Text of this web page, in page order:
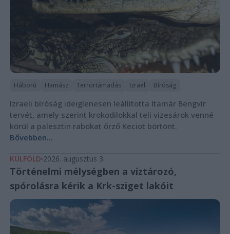
Háború Hamász Terrortámadás Izrael Bíróság
Izraeli bíróság ideiglenesen leállította Itamár Bengvír
tervét, amely szerint krokodilokkal teli vizesárok venné
körül a palesztin rabokat őrző Keciot börtönt.
Bővebben...
KÜLFÖLD 2026. augusztus 3.
Történelmi mélységben a víztározó,
spórolásra kérik a Krk-sziget lakóit